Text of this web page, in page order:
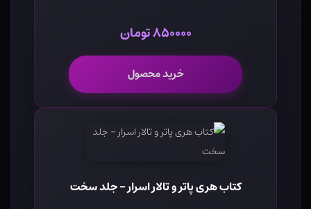
۸۵۰۰۰۰ تومان
خرید محصول
کتاب هری پاتر و تالار اسرار - جلد سخت